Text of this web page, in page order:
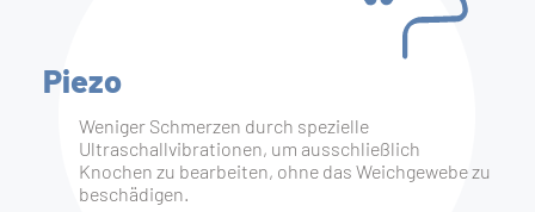
Piezo
Weniger Schmerzen durch spezielle
Ultraschallvibrationen, um ausschließlich
Knochen zu bearbeiten, ohne das Weichgewebe zu
beschädigen.